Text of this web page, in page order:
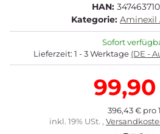
HAN:
Kategorie: Aminexil
Sofort
Lieferzeit: 1 - 3 Werktage (DE -
396,43 € pro
inkl. 19% USt. ,